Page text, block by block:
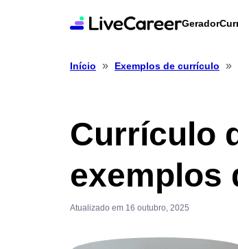
Gerador
Início » Exemplos de currículo »
Currículo
exemplos
Atualizado em 16 outubro, 2025